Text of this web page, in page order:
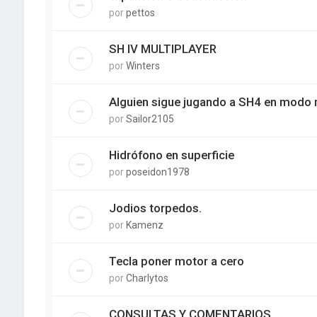
porpettos
SH IV MULTIPLAYER
porWinters
Alguien sigue jugando a SH4 en modo
porSailor2105
Hidrófono en superficie
porposeidon1978
Jodios torpedos.
por Kamenz
Tecla poner motor a cero
porCharlytos